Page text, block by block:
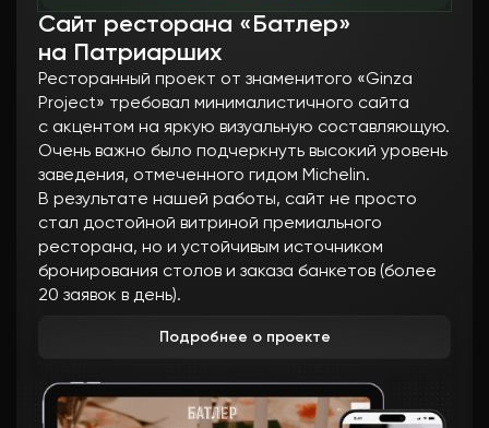
Сайт ресторана «Батлер»
на Патриарших
Ресторанный проект от знаменитого «Ginza
Project» требовал минималистичного сайта
с акцентом на яркую визуальную составляющую.
Очень важно было подчеркнуть высокий уровень
заведения, отмеченного гидом Michelin.
В результате нашей работы, сайт не просто
стал достойной витриной премиального
ресторана, но и устойчивым источником
бронирования столов и заказа банкетов (более
20 заявок в день).
Подробнее о проекте